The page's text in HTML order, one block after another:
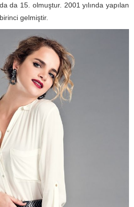
da 15. olmuştur. 2001 yılında yapılan
gelmiştir.